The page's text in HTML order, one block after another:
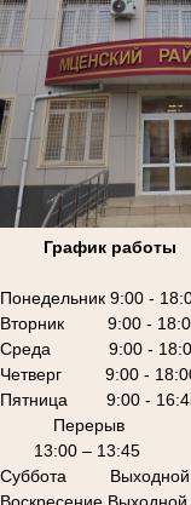
График работы
Понедельник 9:00 -
Вторник 9:00 -
Среда 9:00 -
Четверг 9:00 -
Пятница 9:00 -
Перерыв
13:00 – 13:45
Суббота Выходной